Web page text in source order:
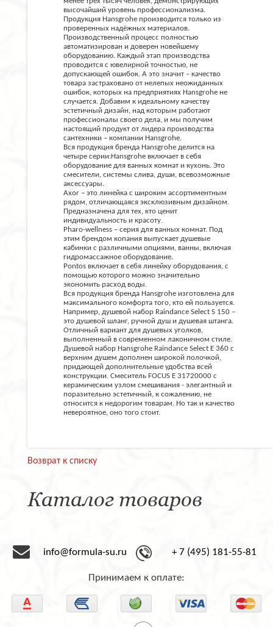
высочайший уровень профессионализма.
Продукция Hansgrohe производится только из
проверенных надёжных материалов.
Производственный процесс полностью
автоматизирован и доверен новейшему
оборудованию. Каждый этап производства
проводится с ювелирной точностью, не
допускающей ошибок. А это значит – качество
товара застраховано от нелепых неожиданных
ошибок, которых на предприятиях Hansgrohe не
случается. Добавим к идеальному качеству
эстетичный дизайн, над которым работают
профессионалы своего дела, и мы получим
настоящий продукт от лидера производства
сантехники – компании Hansgrohe.
Вся продукция бренда Hansgrohe делится на
четыре серии:Hansgrohe включает в себя
оборудование для ванных комнат и кухонь. Это
смесители, системы слива, души, всевозможные
аксессуары.
Axor – это линейка с широким ассортиментным
рядом, отличающаяся эксклюзивным дизайном.
Предназначена для тех, кто ценит
индивидуальность и красоту.
Pharo-wellness – серия для ванных комнат. Под
этим брендом копания выпускает душевые
кабинки с различными опциями, ванны, включая
гидромассажное оборудование.
Pontos включает в себя линейку оборудования, с
помощью которого можно значительно
экономить расход воды.
Вся продукция бренда Hansgrohe изготовлена для
максимального комфорта того, кто ей пользуется.
Например, душевой набор Raindance Select S 150 –
это душевой шланг, ручной душ и душевая штанга.
Отличный вариант для душевых уголков,
выполненный в современном лаконичном стиле.
Душевой набор Hansgrohe Raindance Select E 360 с
верхним душем дополнен широкой полочкой,
придающей дополнительные удобства всей
конструкции. Смеситель FOCUS E 31720000 с
керамическим узлом смешивания - элегантный и
поразительно эстетичный, к сожалению, не
относится к недорогим товарам. Но так и качество
невероятное, оно того стоит.
Возврат к списку
Каталог товаров
info@formula-su.ru + 7 (495) 181-55-81
Принимаем к оплате: